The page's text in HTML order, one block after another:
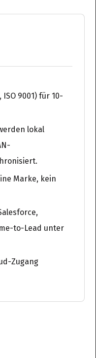
9001) für 10-
lokal
Marke, kein
to-Lead unter
Zugang